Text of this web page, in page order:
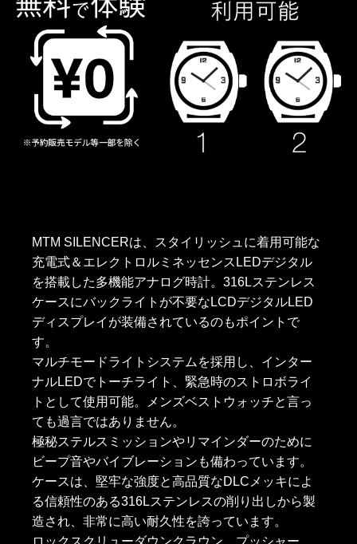
MTM SILENCERは、スタイリッシュに着用可能な
充電式＆エレクトロルミネッセンスLEDデジタル
を搭載した多機能アナログ時計。316Lステンレス
ケースにバックライトが不要なLCDデジタルLED
ディスプレイが装備されているのもポイントで
す。
マルチモードライトシステムを採用し、インター
ナルLEDでトーチライト、緊急時のストロボライ
トとして使用可能。メンズベストウォッチと言っ
ても過言ではありません。
極秘ステルスミッションやリマインダーのために
ビープ音やバイブレーションも備わっています。
ケースは、堅牢な強度と高品質なDLCメッキによ
る信頼性のある316Lステンレスの削り出しから製
造され、非常に高い耐久性を誇っています。
ロックスクリューダウンクラウン、プッシャー、